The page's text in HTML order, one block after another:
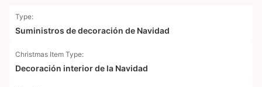
Type:
Suministros de decoración de Navidad
Christmas Item Type:
Decoración interior de la Navidad